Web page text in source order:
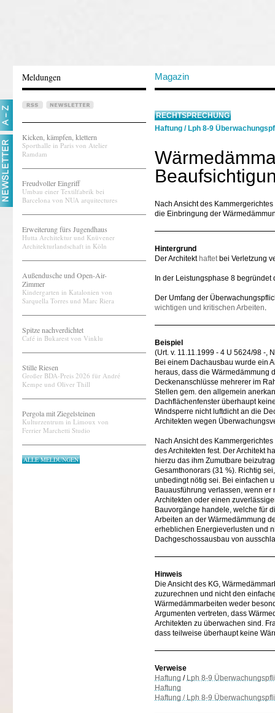
Meldungen Magazin
Kicken, kämpfen, klettern
Sporthalle in Paris von Atelier
Ramdam
Freudvoller Eingriff
Umbau einer Textilfabrik bei
Barcelona von NUA arquitectures
Erweiterung fürs Jugendhaus
Hutta Architektur und Knüvener
Architekturlandschaft in Köln
Außendusche und Open-Air-
Zimmer
Kindergarten in Katalonien von
Sarquella Torres und Marc Riera
Spitze nachverdichtet
Café in Bukarest von Vinklu
Stille Riesen
Großer BDA-Preis 2026 für André
Kempe und Oliver Thill
Pergola mit Ziegelsteinen
Kulturzentrum in Limoux von
Ferrier Marchetti Studio
ALLE MELDUNGEN
RECHTSPRECHUNG
Haftung / Lph 8-9
Nach Ansicht des
die Einbringung der
Hintergrund
Der Architekt haftetbei Verletzung
In der Leistungsphase 8
Der Umfang der
wichtigen und kritischen Arbeiten.
Beispiel
(Urt. v. 11.11.1999 - 4 U 5624/98 -,
Bei einem Dachausbau wurde ein
heraus, dass die Wärmedämmung
Deckenanschlüsse mehrerer im
Stellen gem. den allgemein
Dachflächenfenster überhaupt
Windsperre nicht luftdicht an die
Architekten wegen
Nach Ansicht des
des Architekten fest. Der Architekt
hierzu das ihm Zumutbare
Gesamthonorars (31 %). Richtig
unbedingt nötig sei. Bei einfachen
Bauausführung verlassen, wenn
Architekten oder einen
Bauvorgänge handele, welche für
Arbeiten an der Wärmedämmung
erheblichen Energieverlusten und
Dachgeschossausbau von
Hinweis
Die Ansicht des KG,
zuzurechnen und nicht den
Wärmedämmarbeiten weder
Argumenten vertreten, dass
Architekten zu überwachen sind.
dass teilweise überhaupt keine
Verweise
Haftung / Lph 8-9
Haftung
Haftung / Lph 8-9